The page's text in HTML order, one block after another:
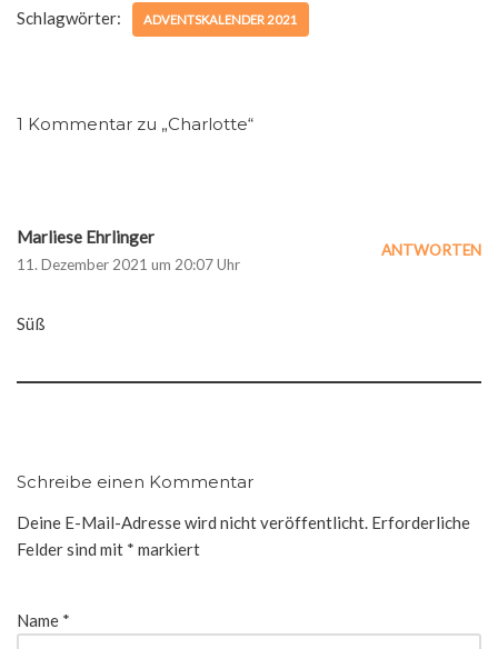
Schlagwörter: ADVENTSKALENDER 2021
1 Kommentar zu „Charlotte“
Marliese Ehrlinger
11. Dezember 2021 um 20:07 Uhr
ANTWORTEN
Süß
Schreibe einen Kommentar
Deine E-Mail-Adresse wird nicht veröffentlicht. Erforderliche
Felder sind mit * markiert
Name *